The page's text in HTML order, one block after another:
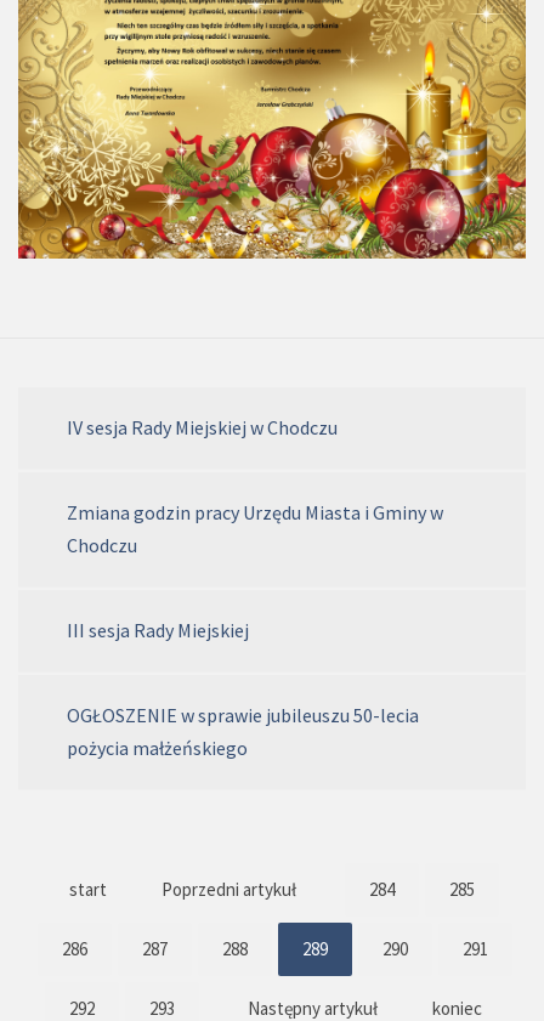
IV sesja Rady Miejskiej w Chodczu
Zmiana godzin pracy Urzędu Miasta i Gminy w
Chodczu
III sesja Rady Miejskiej
OGŁOSZENIE w sprawie jubileuszu 50-lecia
pożycia małżeńskiego
start Poprzedni artykuł 284 285
286 287 288 289 290 291
292 293 Następny artykuł koniec